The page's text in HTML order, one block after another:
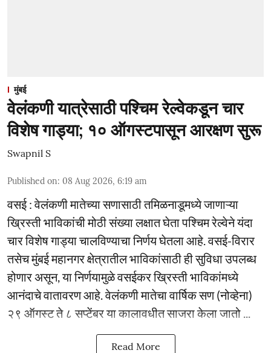
मुंबई
वेलंकणी यात्रेसाठी पश्चिम रेल्वेकडून चार
विशेष गाड्या; १० ऑगस्टपासून आरक्षण सुरू
Swapnil S
Published on: 08 Aug 2026, 6:19 am
वसई : वेलंकणी मातेच्या सणासाठी तमिळनाडूमध्ये जाणाऱ्या
ख्रिस्ती भाविकांची मोठी संख्या लक्षात घेता पश्चिम रेल्वेने यंदा
चार विशेष गाड्या चालविण्याचा निर्णय घेतला आहे. वसई-विरार
तसेच मुंबई महानगर क्षेत्रातील भाविकांसाठी ही सुविधा उपलब्ध
होणार असून, या निर्णयामुळे वसईकर ख्रिस्ती भाविकांमध्ये
आनंदाचे वातावरण आहे. वेलंकणी मातेचा वार्षिक सण (नोव्हेना)
२९ ऑगस्ट ते ८ सप्टेंबर या कालावधीत साजरा केला जातो ...
Read More